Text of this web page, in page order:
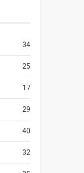
34
25
17
29
40
32